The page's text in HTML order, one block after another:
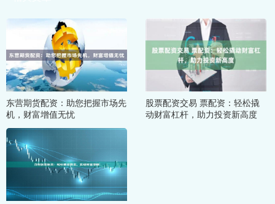
东营期货配资：助您把握市场先
机，财富增值无忧
股票配资交易 票配资：轻松撬
动财富杠杆，助力投资新高度